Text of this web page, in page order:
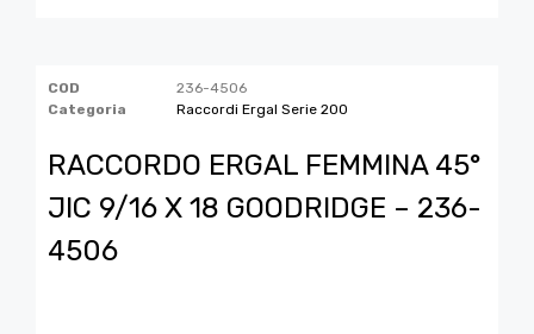
COD
236-4506
Categoria
Raccordi Ergal Serie 200
RACCORDO ERGAL FEMMINA 45°
JIC 9/16 X 18 GOODRIDGE – 236-
4506